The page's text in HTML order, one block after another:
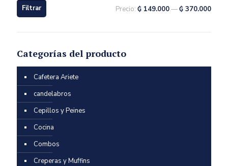
Filtrar Precio: ₲ 149.000—₲ 370.000
Categorías del producto
Cafetera Ariete
candelabros
Cepillos y Peines
Cocina
Combos
Creperas y Muffins